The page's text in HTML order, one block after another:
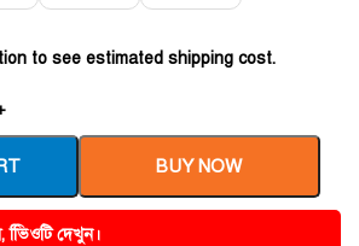
to see estimated shipping cost.
BUY NOW
ভিিওটি দেখুন।